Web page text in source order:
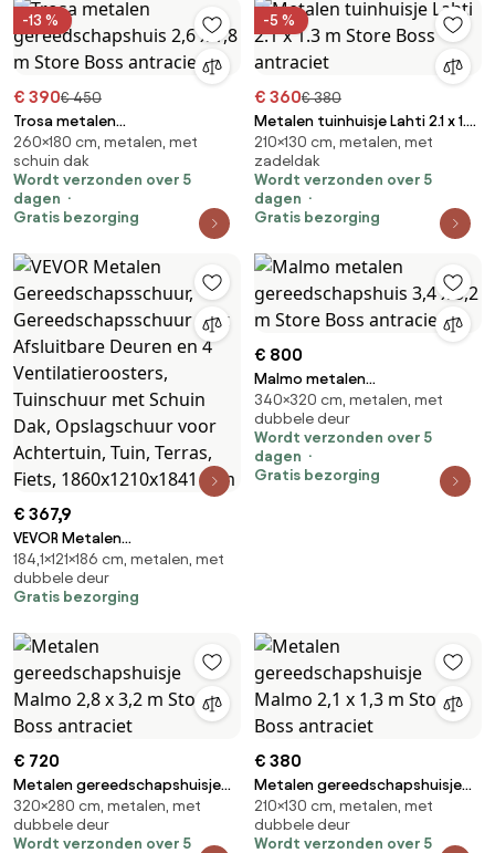
-13 %
€ 390€ 450
Trosa metalen
gereedschapshuis 2,6 x 1,8 m
Store Boss antraciet
260×180 cm, metalen, met
schuin dak
Wordt verzonden over 5
dagen
Gratis bezorging
-5 %
€ 360€ 380
Metalen tuinhuisje Lahti 2.1 x 1.3
m Store Boss antraciet
210×130 cm, metalen, met
zadeldak
Wordt verzonden over 5
dagen
Gratis bezorging
€ 367,9
VEVOR Metalen
Gereedschapsschuur,
Gereedschapsschuur met
Afsluitbare Deuren en 4
met Schuin Dak, Opslagschuur
voor Achtertuin, Tuin, Terras,
Fiets, 1860x1210x1841 mm
184,1×121×186 cm, metalen, met
dubbele deur
Gratis bezorging
€ 800
Malmo metalen
gereedschapshuis 3,4 x 3,2 m
Store Boss antraciet
340×320 cm, metalen, met
dubbele deur
Wordt verzonden over 5
dagen
Gratis bezorging
€ 720
Metalen gereedschapshuisje
Malmo 2,8 x 3,2 m Store Boss
antraciet
320×280 cm, metalen, met
dubbele deur
Wordt verzonden over 5
€ 380
Metalen gereedschapshuisje
Malmo 2,1 x 1,3 m Store Boss
antraciet
210×130 cm, metalen, met
dubbele deur
Wordt verzonden over 5